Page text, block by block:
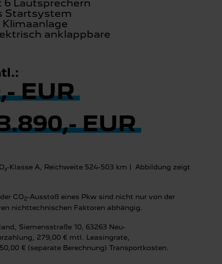
6 Lautsprechern
Startsystem
anklappbare
EUR
EUR
Klasse A, Reichweite 524-503 km | Abbildung zeigt
CO2-Ausstoß eines Pkw sind nicht nur von der
nichttechnischen Faktoren abhängig.
Siemensstraße 10, 63263 Neu-
279,00 € mtl. Leasingrate,
€ (separate Berechnung) Transportkosten.